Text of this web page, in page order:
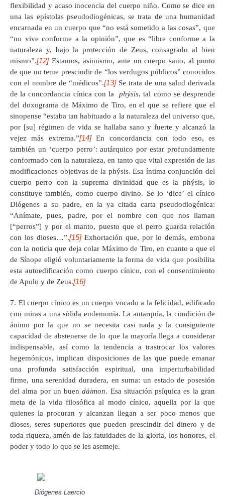
flexibilidad y acaso inocencia del cuerpo niño. Como se dice en
una las epístolas pseudodiogénicas, se trata de una humanidad
encarnada en un cuerpo que “no está sometido a las cosas”, que
“no vive conforme a la opinión”, que es “libre conforme a la
naturaleza y, bajo la protección de Zeus, consagrado al bien
mismo”.[12]Estamos, asimismo, ante un cuerpo sano, al punto
de que no teme prescindir de “los verdugos públicos” conocidos
con el nombre de “médicos”.[13]Se trata de una salud derivada
de la concordancia cínica con laphýsis, tal como se desprende
del doxograma de Máximo de Tiro, en el que se refiere que el
sinopense “estaba tan habituado a la naturaleza del universo que,
por [su] régimen de vida se hallaba sano y fuerte y alcanzó la
vejez más extrema.”[14]En concordancia con todo eso, es
también un ‘cuerpo perro’: autárquico por estar profundamente
conformado con la naturaleza, en tanto que vital expresión de las
modificaciones objetivas de la phýsis. Esa íntima conjunción del
cuerpo perro con la suprema divinidad que es la phýsis, lo
constituye también, como cuerpo divino. Se lo ‘dice’ el cínico
Diógenes a su padre, en la ya citada carta pseudodiogénica:
“Anímate, pues, padre, por el nombre con que nos llaman
[“perros”] y por el manto, puesto que el perro guarda relación
con los dioses…”.[15]Exhortación que, por lo demás, embona
con la noticia que deja colar Máximo de Tiro, en cuanto a que el
de Sínope eligió voluntariamente la forma de vida que posibilita
esta autoedificación como cuerpo cínico, con el consentimiento
de Apolo y de Zeus.[16]
7. El cuerpo cínico es un cuerpo vocado a la felicidad, edificado
con miras a una sólida eudemonía. La autarquía, la condición de
ánimo por la que no se necesita casi nada y la consiguiente
capacidad de abstenerse de lo que la mayoría llega a considerar
indispensable, así como la tendencia a trastrocar los valores
hegemónicos, implican disposiciones de las que puede emanar
una profunda satisfacción espiritual, una imperturbabilidad
firme, una serenidad duradera, en suma: un estado de posesión
del alma por un buendáimon. Esa situación psíquica es la gran
meta de la vida filosófica al modo cínico, aquella por la que
quienes la procuran y alcanzan llegan a ser poco menos que
dioses, seres superiores que pueden prescindir del dinero y de
toda riqueza, amén de las fatuidades de la gloria, los honores, el
poder y todo lo que se les asemeje.
Diógenes Laercio